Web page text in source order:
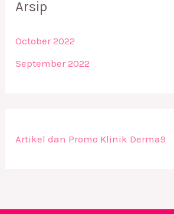
Arsip
October 2022
September 2022
Artikel dan Promo Klinik Derma9